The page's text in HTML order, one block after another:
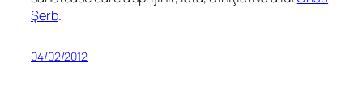
Şerb.
04/02/2012